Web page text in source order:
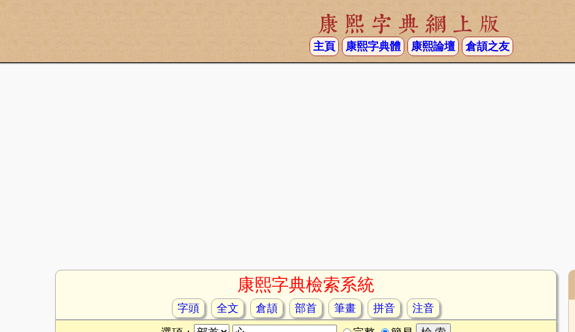
康熙字典網上版
主頁 康熙字典體 康熙論壇 倉頡之友
康熙字典檢索系統
字頭 全文 倉頡 部首 筆畫 拼音
注音